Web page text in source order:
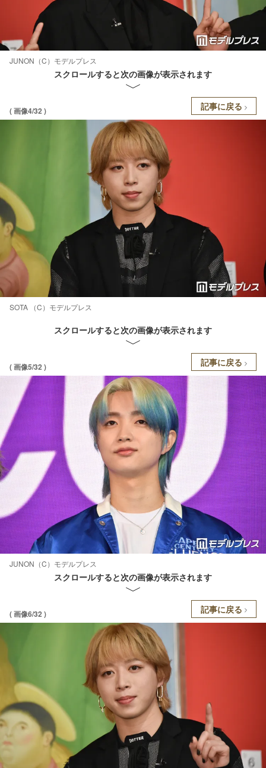
JUNON（C）モデルプレス
スクロールすると次の画像が表示されます
( 画像4/32 ) 記事に戻る
SOTA （C）モデルプレス
スクロールすると次の画像が表示されます
( 画像5/32 ) 記事に戻る
JUNON（C）モデルプレス
スクロールすると次の画像が表示されます
( 画像6/32 ) 記事に戻る